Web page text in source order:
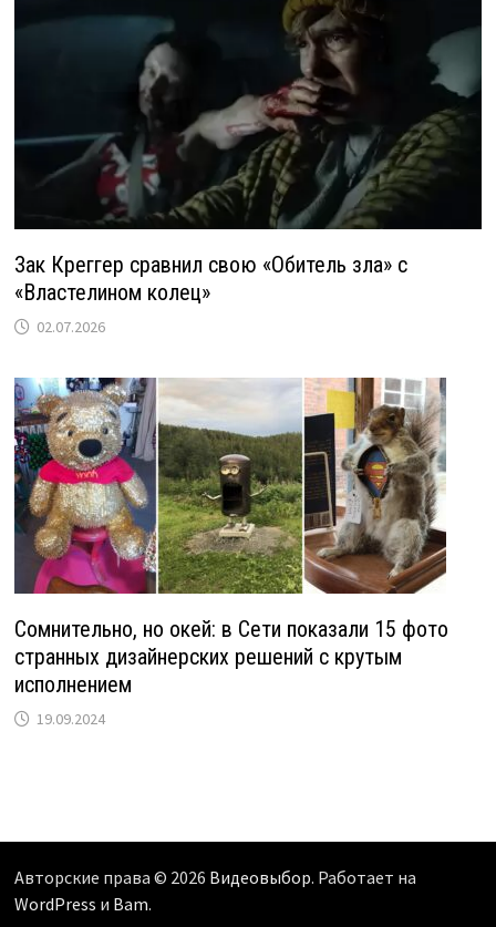
Зак Креггер сравнил свою «Обитель зла» с
«Властелином колец»
02.07.2026
Сомнительно, но окей: в Сети показали 15 фото
странных дизайнерских решений с крутым
исполнением
19.09.2024
Авторские права © 2026 Видеовыбор. Работает на
WordPress и Bam.